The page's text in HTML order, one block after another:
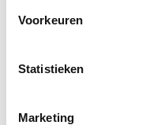
Voorkeuren
Statistieken
Marketing
(EU) deAlgemene
Deze geldt voor de